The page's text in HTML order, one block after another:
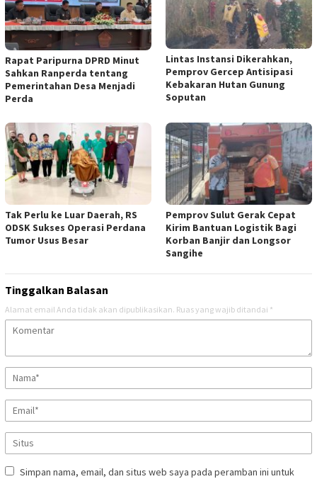
Rapat Paripurna DPRD Minut
Sahkan Ranperda tentang
Pemerintahan Desa Menjadi
Perda
Lintas Instansi Dikerahkan,
Pemprov Gercep Antisipasi
Kebakaran Hutan Gunung
Soputan
Tak Perlu ke Luar Daerah, RS
ODSK Sukses Operasi Perdana
Tumor Usus Besar
Pemprov Sulut Gerak Cepat
Kirim Bantuan Logistik Bagi
Korban Banjir dan Longsor
Sangihe
Tinggalkan Balasan
Alamat email Anda tidak akan dipublikasikan. Ruas yang wajib ditandai *
Simpan nama, email, dan situs web saya pada peramban ini untuk